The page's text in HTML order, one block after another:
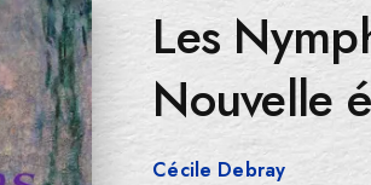
Les
Nouvelle
Cécile Debray